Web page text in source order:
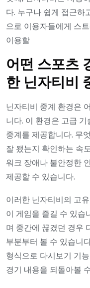
다. 누구나 쉽게 접근하
으로 이용자들에게 스
이용할
어떤 스포츠
한 닌자티비
닌자티비 중계 환경은
니다. 이 환경은 고급
중계를 제공합니다. 무
잘 됐는지 확인하는 속
워크 장애나 불안정한
제공할 수 있습니다.
이러한 닌자티비의 고
이 게임을 즐길 수 있습
며 중간에 끊겼던 경우
부분부터 볼 수 있습니
형식으로 다시보기 기
경기 내용을 되돌아볼